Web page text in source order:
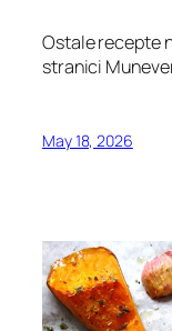
Ostale recepte
stranici
May 18, 2026